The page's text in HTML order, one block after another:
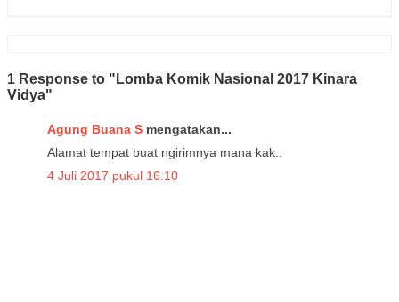
1 Response to "Lomba Komik Nasional 2017 Kinara
Vidya"
Agung Buana S mengatakan...
Alamat tempat buat ngirimnya mana kak..
4 Juli 2017 pukul 16.10